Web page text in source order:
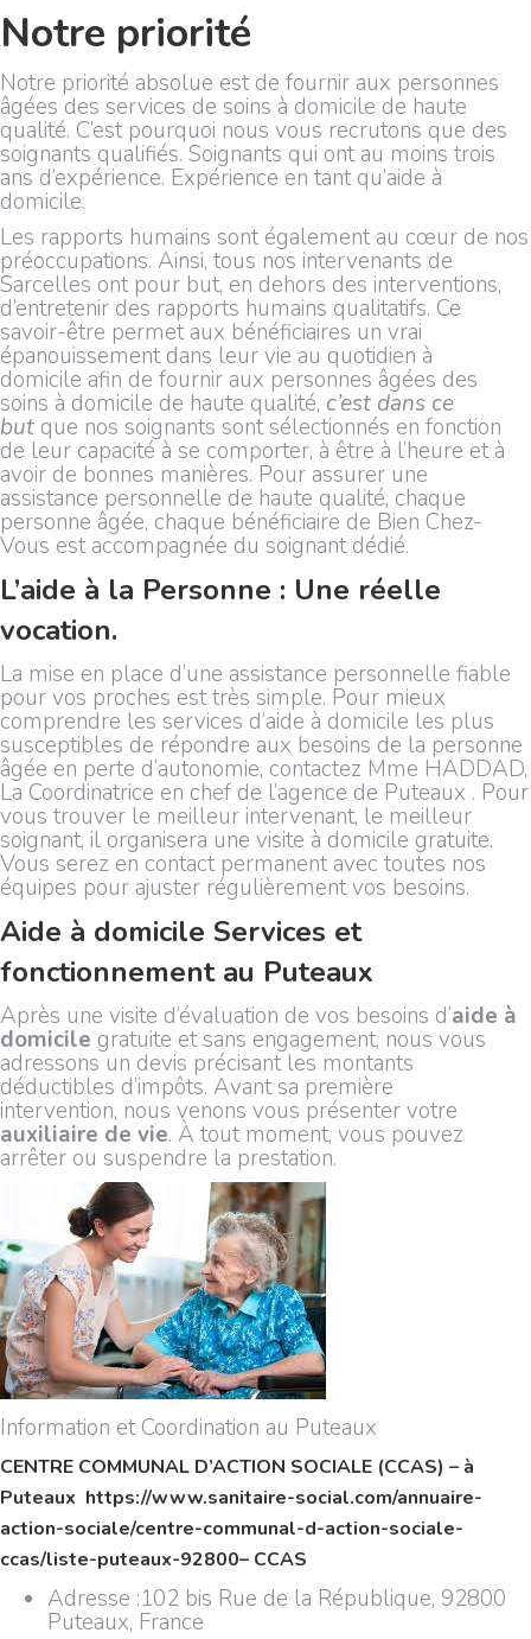
Notre priorité
Notre priorité absolue est de fournir aux personnes
âgées des services de soins à domicile de haute
qualité. C’est pourquoi nous vous recrutons que des
soignants qualifiés. Soignants qui ont au moins trois
ans d’expérience. Expérience en tant qu’aide à
domicile.
Les rapports humains sont également au cœur de nos
préoccupations. Ainsi, tous nos intervenants de
Sarcelles ont pour but, en dehors des interventions,
d’entretenir des rapports humains qualitatifs. Ce
savoir-être permet aux bénéficiaires un vrai
épanouissement dans leur vie au quotidien à
domicile afin de fournir aux personnes âgées des
soins à domicile de haute qualité, c’est dans ce
but que nos soignants sont sélectionnés en fonction
de leur capacité à se comporter, à être à l’heure et à
avoir de bonnes manières. Pour assurer une
assistance personnelle de haute qualité, chaque
personne âgée, chaque bénéficiaire de Bien Chez-
Vous est accompagnée du soignant dédié.
L’aide à la Personne : Une réelle
vocation.
La mise en place d’une assistance personnelle fiable
pour vos proches est très simple. Pour mieux
comprendre les services d’aide à domicile les plus
susceptibles de répondre aux besoins de la personne
âgée en perte d’autonomie, contactez Mme HADDAD,
La Coordinatrice en chef de l’agence de Puteaux . Pour
vous trouver le meilleur intervenant, le meilleur
soignant, il organisera une visite à domicile gratuite.
Vous serez en contact permanent avec toutes nos
équipes pour ajuster régulièrement vos besoins.
Aide à domicile Services et
fonctionnement au Puteaux
Après une visite d’évaluation de vos besoins d’aide à
domicile gratuite et sans engagement, nous vous
adressons un devis précisant les montants
déductibles d’impôts. Avant sa première
intervention, nous venons vous présenter votre
auxiliaire de vie. À tout moment, vous pouvez
arrêter ou suspendre la prestation.
Information et Coordination au Puteaux
CENTRE COMMUNAL D’ACTION SOCIALE (CCAS) – à
Puteaux https://www.sanitaire-social.com/annuaire-
action-sociale/centre-communal-d-action-sociale-
ccas/liste-puteaux-92800– CCAS
Adresse :102 bis Rue de la République, 92800
Puteaux, France